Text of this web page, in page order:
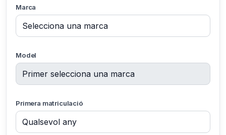
Marca
Model
Primera matriculació